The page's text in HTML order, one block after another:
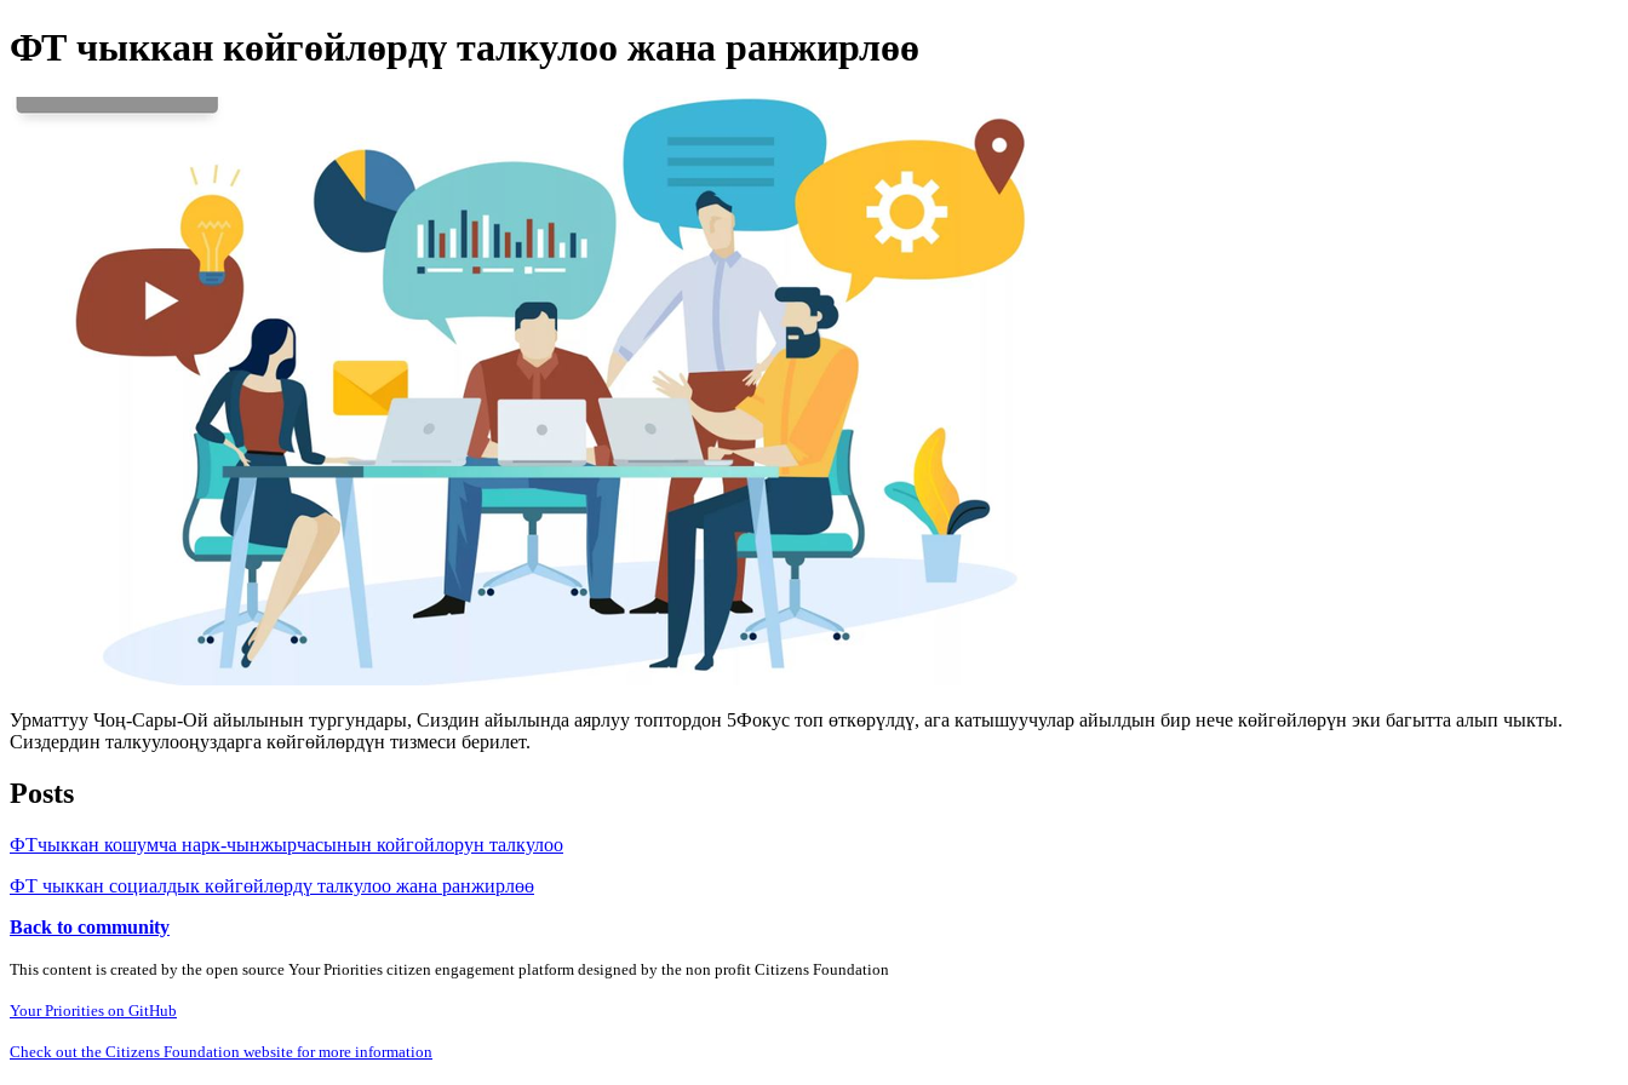
ФТ чыккан көйгөйлөрдү талкулоо жана ранжирлөө
Урматтуу Чоң-Сары-Ой айылынын тургундары, Сиздин айылында аярлуу топтордон 5Фокус топ өткөрүлдү, ага катышуучулар айылдын бир нече көйгөйлөрүн эки багытта алып чыкты.
Сиздердин талкуулооңуздарга көйгөйлөрдүн тизмеси берилет.
Posts
ФТчыккан кошумча нарк-чынжырчасынын койгойлорун талкулоо
ФТ чыккан социалдык көйгөйлөрдү талкулоо жана ранжирлөө
Back to community
This content is created by the open source Your Priorities citizen engagement platform designed by the non profit Citizens Foundation
Your Priorities on GitHub
Check out the Citizens Foundation website for more information